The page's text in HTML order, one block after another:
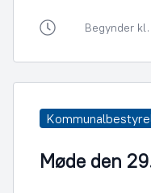
Begynder kl.
Møde den